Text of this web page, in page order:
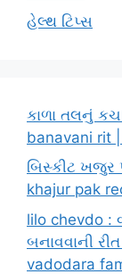
હેલ્થ ટિપ્સ
કાળા તલનું
banavani rit |
બિસ્કીટ ખજુર
khajur pak
lilo chevdo :
બનાવવાની
vadodara